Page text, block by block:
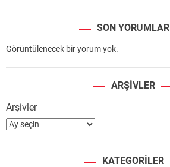
SON YORUMLAR
Görüntülenecek bir yorum yok.
ARŞIVLER
Arşivler
KATEGORILER